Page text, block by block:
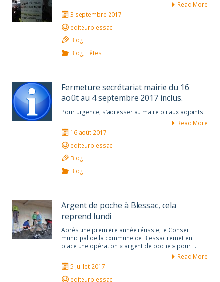
Read More
3 septembre 2017
editeurblessac
Blog
Blog, Fêtes
Fermeture secrétariat mairie du 16
août au 4 septembre 2017 inclus.
Pour urgence, s’adresser au maire ou aux adjoints.
Read More
16 août 2017
editeurblessac
Blog
Blog
Argent de poche à Blessac, cela
reprend lundi
Après une première année réussie, le Conseil
municipal de la commune de Blessac remet en
place une opération « argent de poche » pour …
Read More
5 juillet 2017
editeurblessac